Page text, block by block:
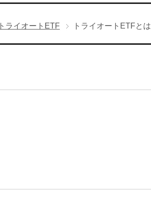
トライオートETF トライオートETFとは